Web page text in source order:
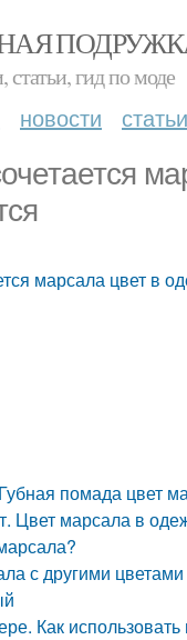
статьи, гид по моде
новости статьи
марсала цвет в
помада цвет
Цвет марсала в
с другими цветами
Как